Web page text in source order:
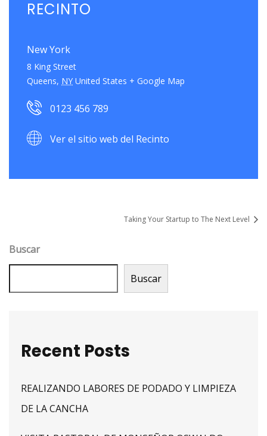
RECINTO
New York
8 King Street
Queens, NY United States + Google Map
0123 456 789
Ver el sitio web del Recinto
Taking Your Startup to The Next Level
Buscar
Buscar
Recent Posts
REALIZANDO LABORES DE PODADO Y LIMPIEZA
DE LA CANCHA